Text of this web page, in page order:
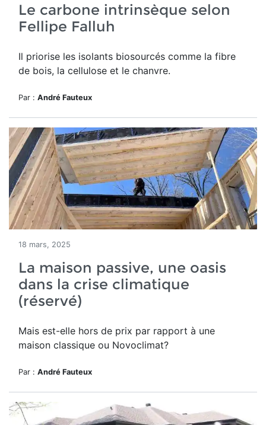
Le carbone intrinsèque selon
Fellipe Falluh
Il priorise les isolants biosourcés comme la fibre
de bois, la cellulose et le chanvre.
Par : André Fauteux
18 mars, 2025
La maison passive, une oasis
dans la crise climatique
(réservé)
Mais est-elle hors de prix par rapport à une
maison classique ou Novoclimat?
Par : André Fauteux